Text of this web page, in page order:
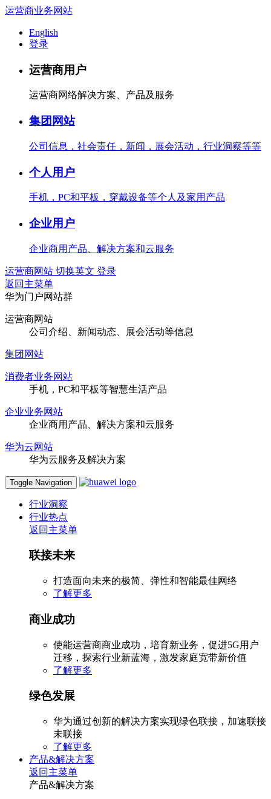
运营商业务网站
English
登录
运营商用户
运营商网络解决方案、产品及服务
集团网站
公司信息，社会责任，新闻，展会活动，行业洞察等等
个人用户
手机，PC和平板，穿戴设备等个人及家用产品
企业用户
企业商用产品、解决方案和云服务
运营商网站 切换英文 登录
返回主菜单
华为门户网站群
运营商网站
公司介绍、新闻动态、展会活动等信息
集团网站
消费者业务网站
手机，PC和平板等智慧生活产品
企业业务网站
企业商用产品、解决方案和云服务
华为云网站
华为云服务及解决方案
Toggle Navigation
行业洞察
行业热点
返回主菜单
联接未来
打造面向未来的极简、弹性和智能最佳网络
了解更多
商业成功
使能运营商商业成功，培育新业务，促进5G用户
迁移，探索行业新蓝海，激发家庭宽带新价值
了解更多
绿色发展
华为通过创新的解决方案实现绿色联接，加速联接
未联接
了解更多
产品&解决方案
返回主菜单
产品&解决方案